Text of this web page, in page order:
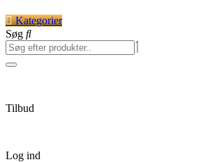
Kategorier
Søg
Tilbud
Log ind